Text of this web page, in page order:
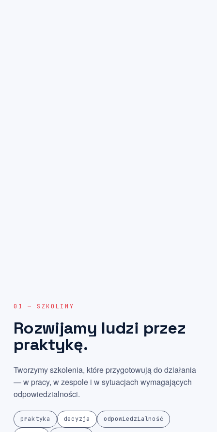
01 — SZKOLIMY
Rozwijamy ludzi przez
praktykę.
Tworzymy szkolenia, które przygotowują do działania
— w pracy, w zespole i w sytuacjach wymagających
odpowiedzialności.
praktyka decyzja odpowiedzialność